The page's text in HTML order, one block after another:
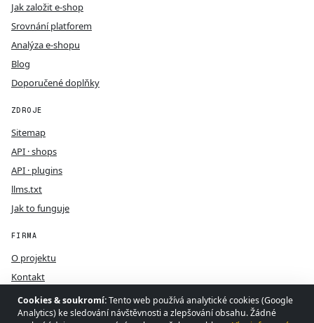
Jak založit e-shop
Srovnání platforem
Analýza e-shopu
Blog
Doporučené doplňky
ZDROJE
Sitemap
API · shops
API · plugins
llms.txt
Jak to funguje
FIRMA
O projektu
Kontakt
GDPR
Podmínky
Cookies & soukromí:Tento web používá analytické cookies (Google
Analytics) ke sledování návštěvnosti a zlepšování obsahu. Žádné